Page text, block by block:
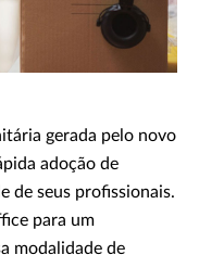
gerada pelo novo
adoção de
de seus profissionais.
para um
modalidade de